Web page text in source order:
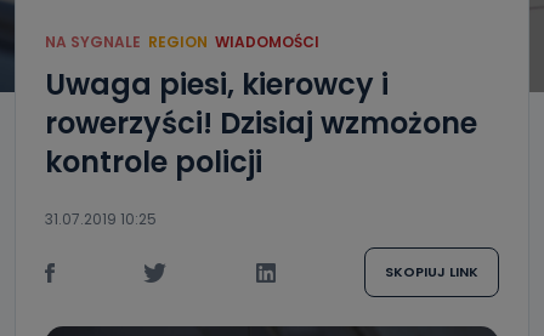
NA SYGNALE REGION WIADOMOŚCI
Uwaga piesi, kierowcy i
rowerzyści! Dzisiaj wzmożone
kontrole policji
31.07.2019 10:25
SKOPIUJ LINK